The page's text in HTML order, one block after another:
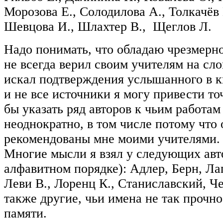
Морозова Е., Солодилова А.,
Шевцова И., Шлахтер В., Щеглов Л.
Надо понимать, что обладаю
не всегда верил своим учителям на
искал подтверждения услышанного в
и не все источники я могу привести
бы указать ряд авторов к чьим
неоднократно, в том числе потому
рекомендованы мне моими учителями.
Многие мысли я взял у следующих
алфавитном порядке): Адлер, Берн,
Леви В., Лоренц К., Станиславский,
также другие, чьи имена не так
памяти.